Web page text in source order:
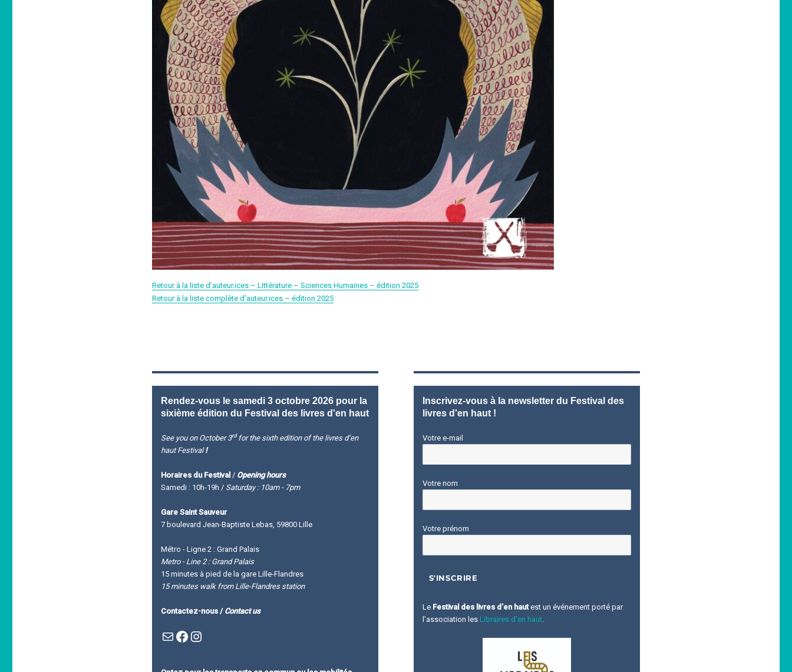
Retour à la liste d’auteur.ices – Littérature – Sciences Humaines – édition 2025
Retour à la liste complète d’auteur.ices – édition 2025
Rendez-vous le samedi 3 octobre 2026 pour la
sixième édition du Festival des livres d'en haut
See you on October 3rdfor the sixth edition of the livres d’en
haut Festival!
Horaires du Festival/ Opening hours
Samedi : 10h-19h /Saturday : 10am - 7pm
Gare Saint Sauveur
7 boulevard Jean-Baptiste Lebas, 59800 Lille
Métro - Ligne 2 : Grand Palais
Metro - Line 2 : Grand Palais
15 minutes à pied de la gare Lille-Flandres
15 minutes walk from Lille-Flandres station
Contactez-nous / Contact us
Mail
Facebook : Festivla des livres d'en hautInstagram
Inscrivez-vous à la newsletter du Festival des
livres d'en haut !
Votre e-mail
Votre nom
Votre prénom
Le Festival des livres d’en hautest un événement porté par
l’association les Libraires d'en haut.